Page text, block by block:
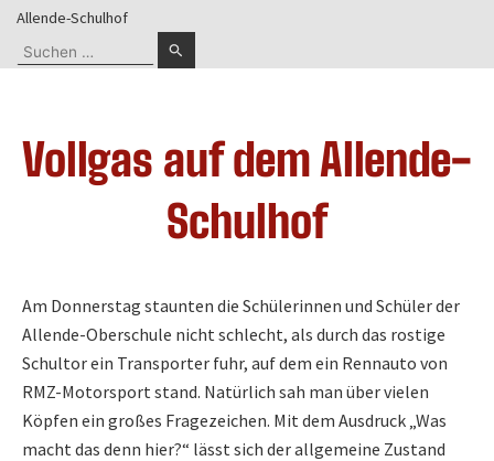
Allende-Schulhof
Suchen
nach:
Vollgas auf dem Allende-
Schulhof
Am Donnerstag staunten die Schülerinnen und Schüler der
Allende-Oberschule nicht schlecht, als durch das rostige
Schultor ein Transporter fuhr, auf dem ein Rennauto von
RMZ-Motorsport stand. Natürlich sah man über vielen
Köpfen ein großes Fragezeichen. Mit dem Ausdruck „Was
macht das denn hier?“ lässt sich der allgemeine Zustand